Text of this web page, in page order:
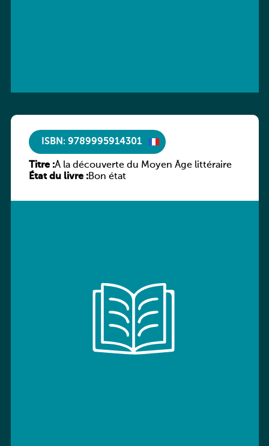
ISBN: 9789995914301
Titre :À la découverte du Moyen Âge littéraire
État du livre :Bon état